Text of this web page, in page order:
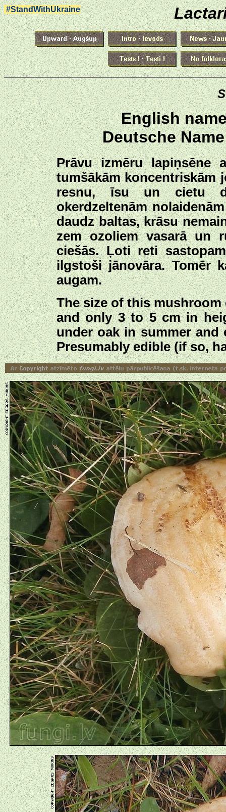
#StandWithUkraine
English
Deutsche
Prāvu izmēru lapiņsēne
tumšākām koncentriskām
resnu, īsu un cietu
okerdzeltenām
daudz baltas, krāsu
zem ozoliem vasarā un
ciešās. Ļoti reti
ilgstoši jānovāra. Tomēr
augam.
The size of this mushroom
and only 3 to 5 cm in
under oak in summer and
Presumably edible (if so,